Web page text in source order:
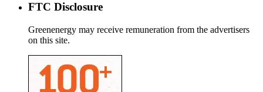
FTC Disclosure
Greenenergy may receive remuneration from the advertisers
on this site.